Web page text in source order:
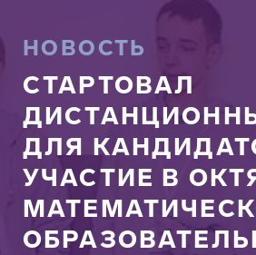
НОВОСТЬ
СТАРТОВАЛ
ДЛЯ
УЧАСТИЕ В